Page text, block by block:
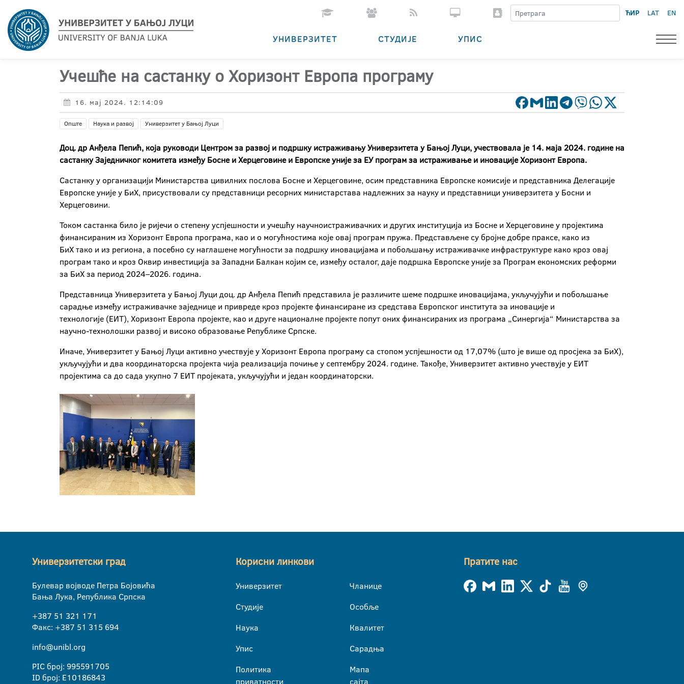
ЋИР LAT EN
УНИВЕРЗИТЕТ СТУДИЈЕ УПИС
Учешће на састанку o Хоризонт Европа програму
16. мај 2024. 12:14:09
Опште Наука и развој Универзитет у Бањој Луци
Дoц. др Анђела Пепић, која руководи Центром за развој и подршку истраживању Универзитета у Бањој Луци, учествовала је 14. маја 2024. године на
састанку Заједничког комитета између Босне и Херцеговине и Европске уније за ЕУ програм за истраживање и иновације Хоризонт Европа.
Састанку у организацији Министарства цивилних послова Босне и Херцеговине, осим представника Европске комисије и представника Делегације
Европске уније у БиХ, присуствовали су представници ресорних министарстава надлежних за науку и представници универзитета у Босни и
Херцеговини.
Током састанка било је ријечи о степену успјешности и учешћу научноистраживачких и других институција из Босне и Херцеговине у пројектима
финансираним из Хоризонт Европа програма, као и о могућностима које овај програм пружа. Представљене су бројне добре праксе, како из
БиХ тако и из региона, а посебно су наглашене могућности за подршку иновацијама и побољшању истраживачке инфраструктуре како кроз овај
програм тако и кроз Оквир инвестиција за Западни Балкан којим се, између осталог, даје подршка Европске уније за Програм економских реформи
за БиХ за период 2024–2026. година.
Представница Универзитета у Бањој Луци доц. др Анђела Пепић представила је различите шеме подршке иновацијама, укључујући и побољшање
сарадње између истраживачке заједнице и привреде кроз пројекте финансиране из средстава Европског института за иновације и
технологије (ЕИТ), Хоризонт Европа пројекте, као и друге националне пројекте попут оних финансираних из програма „Синергија“ Министарства за
научно-технолошки развој и високо образовање Републике Српске.
Иначе, Универзитет у Бањој Луци активно учествује у Хоризонт Европа програму са стопом успјешности од 17,07% (што је више од просјека за БиХ),
укључујући и два координаторска пројекта чија реализација почиње у септембру 2024. године. Такође, Универзитет активно учествује у ЕИТ
пројектима са до сада укупно 7 ЕИТ пројеката, укључујући и један координаторски.
Универзитетски град
Булевар војводе Петра Бојовића
Бања Лука, Република Српска
+387 51 321 171
Факс: +387 51 315 694
info@unibl.org
PIC број: 995591705
ID број: E10186843
Корисни линкови
Универзитет
Студије
Наука
Упис
Политика
приватности
Чланице
Особље
Квалитет
Сарадња
Мапа
сајта
Пратите нас